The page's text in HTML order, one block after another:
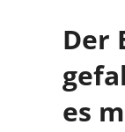
Der
es